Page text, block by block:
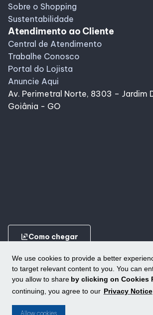
We use cookies to provide a better
to target relevant content to you. You can
you allow to share by clicking on Cookies
continuing, you agree to our Privacy Notice
Allow cookies
Sobre o Shopping
Sustentabilidade
Atendimento ao Cliente
Central de Atendimento
Trabalhe Conosco
Portal do Lojista
Anuncie Aqui
Av. Perimetral Norte, 8303 – Jardim
Goiânia - GO
ungroupComo chegar
Conheça outros shoppings da ALLOS